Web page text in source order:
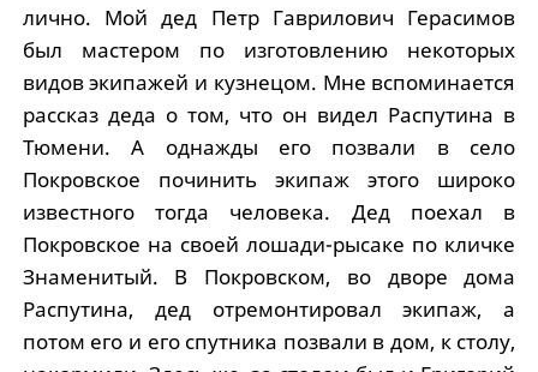
лично. Мой дед Петр Гаврилович Герасимов
был мастером по изготовлению некоторых
видов экипажей и кузнецом. Мне вспоминается
рассказ деда о том, что он видел Распутина в
Тюмени. А однажды его позвали в село
Покровское починить экипаж этого широко
известного тогда человека. Дед поехал в
Покровское на своей лошади-рысаке по кличке
Знаменитый. В Покровском, во дворе дома
Распутина, дед отремонтировал экипаж, а
потом его и его спутника позвали в дом, к столу,